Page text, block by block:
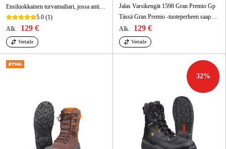
5.0 (1)
Alk.
129 €
Vertaile
Jalas Varsikengät 1598 Gran Premio Gp
Alk.
129 €
Vertaile
32%